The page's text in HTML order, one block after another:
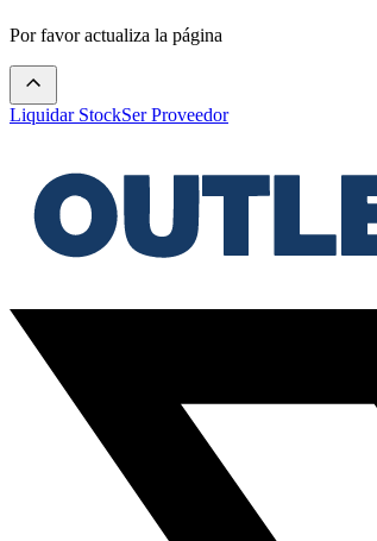
Por favor actualiza la página
Liquidar StockSer Proveedor